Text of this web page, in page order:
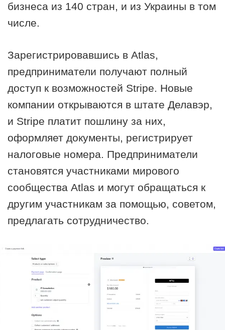
бизнеса из 140 стран, и из Украины в том
числе.
Зарегистрировавшись в Atlas,
предприниматели получают полный
доступ к возможностей Stripe. Новые
компании открываются в штате Делавэр,
и Stripe платит пошлину за них,
оформляет документы, регистрирует
налоговые номера. Предприниматели
становятся участниками мирового
сообщества Atlas и могут обращаться к
другим участникам за помощью, советом,
предлагать сотрудничество.